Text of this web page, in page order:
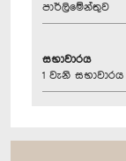
පාර්ලිමේන්තුව
සභාවාරය
1 වැනි සභාවාරය